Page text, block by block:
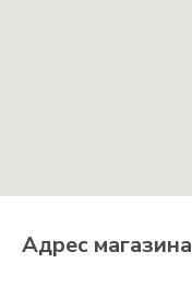
Адрес магазина